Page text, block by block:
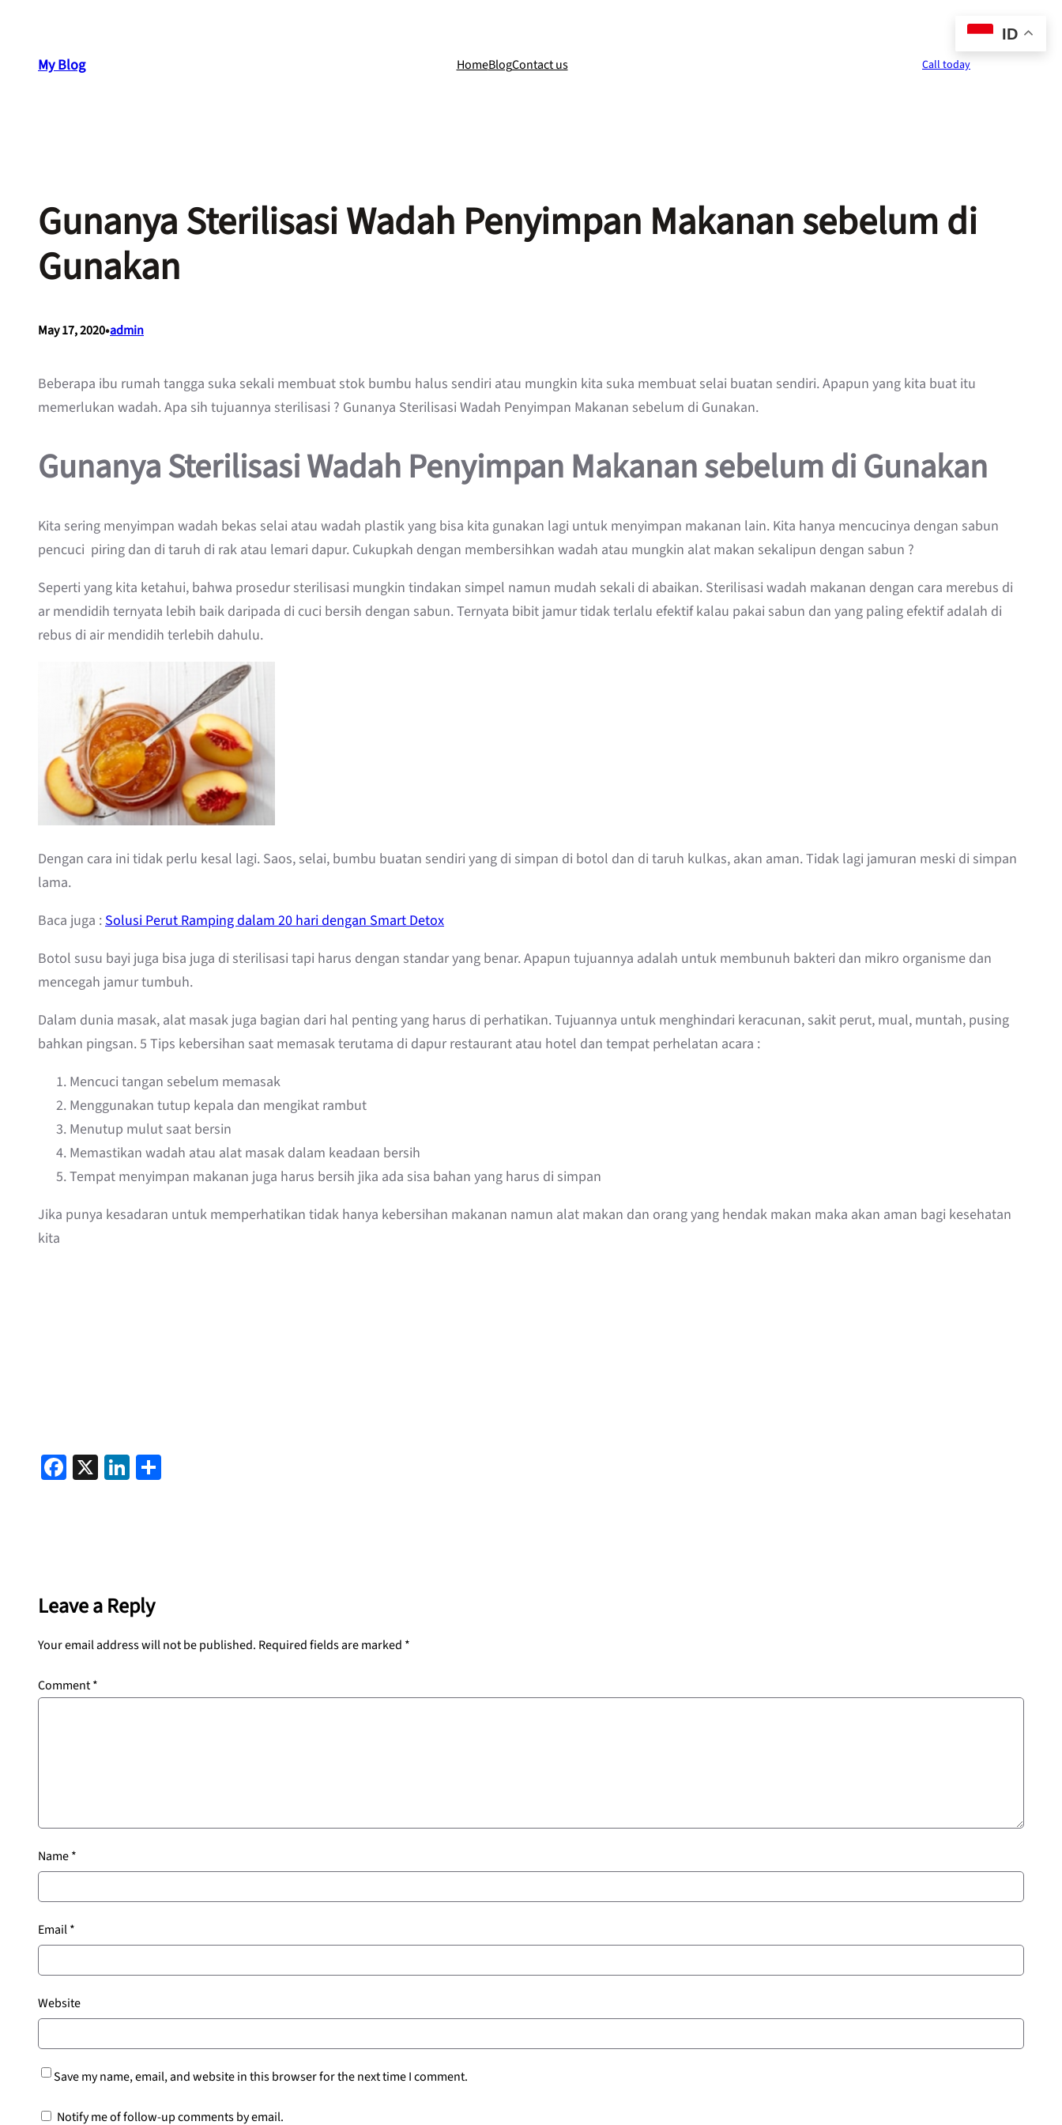
contentMy Blog HomeBlogContact us Call today
Gunanya Sterilisasi Wadah Penyimpan Makanan sebelum di
Gunakan
May 17, 2020•admin
Beberapa ibu rumah tangga suka sekali membuat stok bumbu halus sendiri atau mungkin kita suka membuat selai buatan sendiri. Apapun yang kita buat itu
memerlukan wadah. Apa sih tujuannya sterilisasi ? Gunanya Sterilisasi Wadah Penyimpan Makanan sebelum di Gunakan.
Gunanya Sterilisasi Wadah Penyimpan Makanan sebelum di Gunakan
Kita sering menyimpan wadah bekas selai atau wadah plastik yang bisa kita gunakan lagi untuk menyimpan makanan lain. Kita hanya mencucinya dengan sabun
pencuci piring dan di taruh di rak atau lemari dapur. Cukupkah dengan membersihkan wadah atau mungkin alat makan sekalipun dengan sabun ?
Seperti yang kita ketahui, bahwa prosedur sterilisasi mungkin tindakan simpel namun mudah sekali di abaikan. Sterilisasi wadah makanan dengan cara merebus di
ar mendidih ternyata lebih baik daripada di cuci bersih dengan sabun. Ternyata bibit jamur tidak terlalu efektif kalau pakai sabun dan yang paling efektif adalah di
rebus di air mendidih terlebih dahulu.
Dengan cara ini tidak perlu kesal lagi. Saos, selai, bumbu buatan sendiri yang di simpan di botol dan di taruh kulkas, akan aman. Tidak lagi jamuran meski di simpan
lama.
Baca juga : Solusi Perut Ramping dalam 20 hari dengan Smart Detox
Botol susu bayi juga bisa juga di sterilisasi tapi harus dengan standar yang benar. Apapun tujuannya adalah untuk membunuh bakteri dan mikro organisme dan
mencegah jamur tumbuh.
Dalam dunia masak, alat masak juga bagian dari hal penting yang harus di perhatikan. Tujuannya untuk menghindari keracunan, sakit perut, mual, muntah, pusing
bahkan pingsan. 5 Tips kebersihan saat memasak terutama di dapur restaurant atau hotel dan tempat perhelatan acara :
Mencuci tangan sebelum memasak
Menggunakan tutup kepala dan mengikat rambut
Menutup mulut saat bersin
Memastikan wadah atau alat masak dalam keadaan bersih
Tempat menyimpan makanan juga harus bersih jika ada sisa bahan yang harus di simpan
Jika punya kesadaran untuk memperhatikan tidak hanya kebersihan makanan namun alat makan dan orang yang hendak makan maka akan aman bagi kesehatan
kita
Facebook
X LinkedIn
Leave a Reply
Your email address will not be published. Required fields are marked *
Comment*
Name*
Email*
Website
Save my name, email, and website in this browser for the next time I comment.
Notify me of follow-up comments by email.
ID